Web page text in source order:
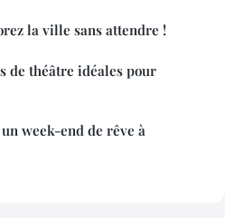
la ville sans attendre !
de théâtre idéales pour
week-end de rêve à